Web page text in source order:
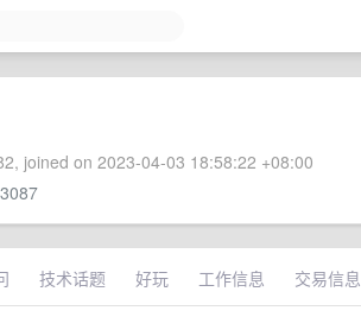
joined on 2023-04-03 18:58:22 +08:00
技术话题 好玩 工作信息 交易信息